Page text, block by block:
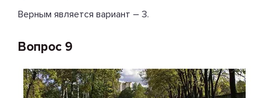
Верным является вариант – 3.
Вопрос 9